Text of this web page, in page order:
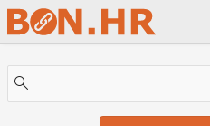
Skip to Main Content